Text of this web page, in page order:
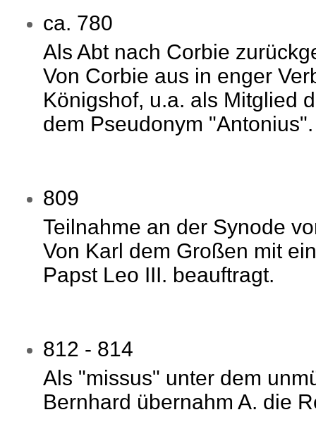
ca. 780
Als Abt nach Corbie
Von Corbie aus in enger
Königshof, u.a. als Mitglied
dem Pseudonym "Antonius".
809
Teilnahme an der Synode
Von Karl dem Großen mit
Papst Leo III. beauftragt.
812 - 814
Als "missus" unter dem
Bernhard übernahm A. die